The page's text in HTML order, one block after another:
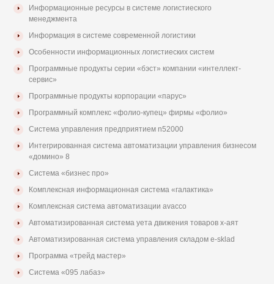
Информационные ресурсы в системе логистиеского
менеджмента
Информация в системе современной логистики
Особенности информационных логистиеских систем
Программные продукты серии «бэст» компании «интеллект-
сервис»
Программные продукты корпорации «парус»
Программный комплекс «фолио-купец» фирмы «фолио»
Система управления предприятием n52000
Интегрированная система автоматизации управления бизнесом
«домино» 8
Система «бизнес про»
Комплексная информационная система «галактика»
Комплексная система автоматизации avacco
Автоматизированная система уета движения товаров х-аят
Автоматизированная система управления складом e-sklad
Программа «трейд мастер»
Система «095 лабаз»